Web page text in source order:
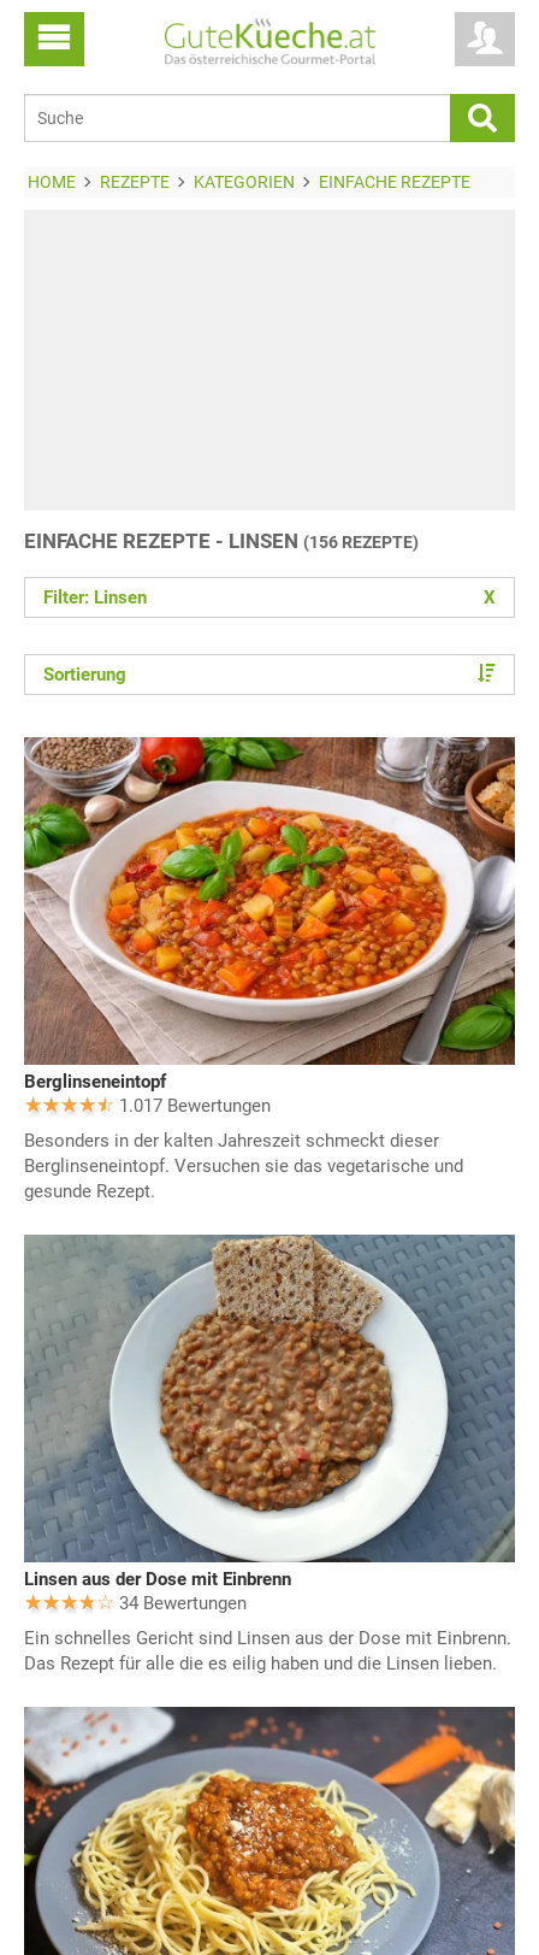
HOME REZEPTE KATEGORIEN EINFACHE REZEPTE
EINFACHE REZEPTE - LINSEN (156 REZEPTE)
Filter: Linsen X
Sortierung
Berglinseneintopf
1.017 Bewertungen
Besonders in der kalten Jahreszeit schmeckt dieser
Berglinseneintopf. Versuchen sie das vegetarische und
gesunde Rezept.
Linsen aus der Dose mit Einbrenn
34 Bewertungen
Ein schnelles Gericht sind Linsen aus der Dose mit Einbrenn.
Das Rezept für alle die es eilig haben und die Linsen lieben.